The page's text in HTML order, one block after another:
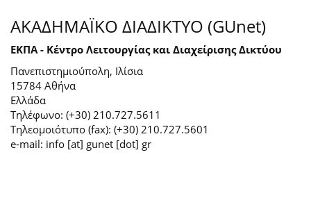
ΑΚΑΔΗΜΑΪΚΟ ΔΙΑΔΙΚΤΥΟ (GUnet)
ΕΚΠΑ - Κέντρο Λειτουργίας και Διαχείρισης Δικτύου
Πανεπιστημιούπολη, Ιλίσια
15784 Αθήνα
Ελλάδα
Τηλέφωνο: (+30) 210.727.5611
Τηλεομοιότυπο (fax): (+30) 210.727.5601
e-mail: info [at] gunet [dot] gr